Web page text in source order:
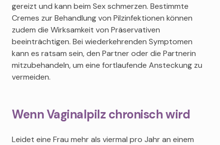
gereizt und kann beim Sex schmerzen. Bestimmte
Cremes zur Behandlung von Pilzinfektionen können
zudem die Wirksamkeit von Präservativen
beeinträchtigen. Bei wiederkehrenden Symptomen
kann es ratsam sein, den Partner oder die Partnerin
mitzubehandeln, um eine fortlaufende Ansteckung zu
vermeiden.
Wenn Vaginalpilz chronisch wird
Leidet eine Frau mehr als viermal pro Jahr an einem